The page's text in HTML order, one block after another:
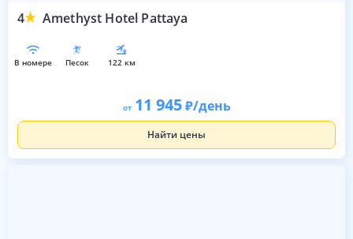
4 Amethyst Hotel Pattaya
в номере песок 122 км
от 11 945 /день
Найти цены